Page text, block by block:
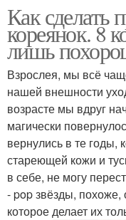
Как сделать
кореянок. 8
лишь
Взрослея, мы всё
нашей внешности
возрасте мы вдруг
магически
вернулись в те годы,
стареющей кожи и
в себе, не могу
- pop звёзды,
которое делает их